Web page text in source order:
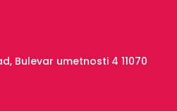
Bulevar umetnosti 4 11070